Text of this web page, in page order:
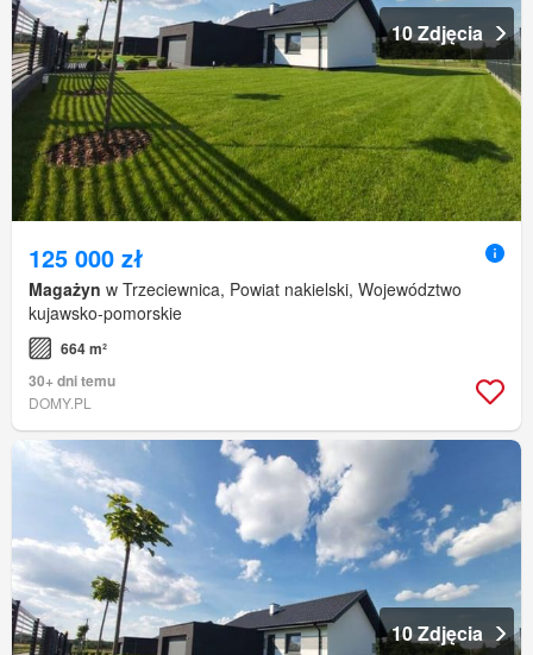
10 Zdjęcia
125 000 zł
Magażyn w Trzeciewnica, Powiat nakielski, Województwo
kujawsko-pomorskie
664 m²
30+ dni temu
DOMY.PL
10 Zdjęcia